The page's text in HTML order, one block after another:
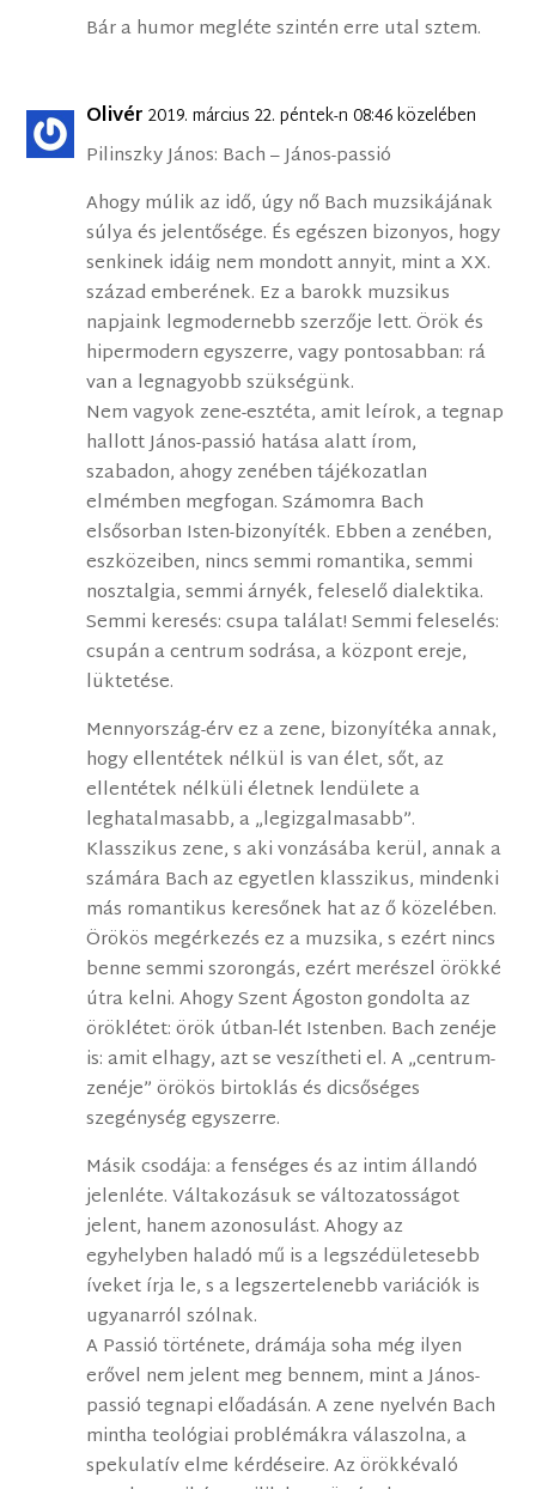
Bár a humor megléte szintén erre utal sztem.
Olivér 2019. március 22. péntek-n 08:46 közelében
Pilinszky János: Bach – János-passió
Ahogy múlik az idő, úgy nő Bach muzsikájának
súlya és jelentősége. És egészen bizonyos, hogy
senkinek idáig nem mondott annyit, mint a XX.
század emberének. Ez a barokk muzsikus
napjaink legmodernebb szerzője lett. Örök és
hipermodern egyszerre, vagy pontosabban: rá
van a legnagyobb szükségünk.
Nem vagyok zene-esztéta, amit leírok, a tegnap
hallott János-passió hatása alatt írom,
szabadon, ahogy zenében tájékozatlan
elmémben megfogan. Számomra Bach
elsősorban Isten-bizonyíték. Ebben a zenében,
eszközeiben, nincs semmi romantika, semmi
nosztalgia, semmi árnyék, feleselő dialektika.
Semmi keresés: csupa találat! Semmi feleselés:
csupán a centrum sodrása, a központ ereje,
lüktetése.
Mennyország-érv ez a zene, bizonyítéka annak,
hogy ellentétek nélkül is van élet, sőt, az
ellentétek nélküli életnek lendülete a
leghatalmasabb, a „legizgalmasabb”.
Klasszikus zene, s aki vonzásába kerül, annak a
számára Bach az egyetlen klasszikus, mindenki
más romantikus keresőnek hat az ő közelében.
Örökös megérkezés ez a muzsika, s ezért nincs
benne semmi szorongás, ezért merészel örökké
útra kelni. Ahogy Szent Ágoston gondolta az
öröklétet: örök útban-lét Istenben. Bach zenéje
is: amit elhagy, azt se veszítheti el. A „centrum-
zenéje” örökös birtoklás és dicsőséges
szegénység egyszerre.
Másik csodája: a fenséges és az intim állandó
jelenléte. Váltakozásuk se változatosságot
jelent, hanem azonosulást. Ahogy az
egyhelyben haladó mű is a legszédületesebb
íveket írja le, s a legszertelenebb variációk is
ugyanarról szólnak.
A Passió története, drámája soha még ilyen
erővel nem jelent meg bennem, mint a János-
passió tegnapi előadásán. A zene nyelvén Bach
mintha teológiai problémákra válaszolna, a
spekulatív elme kérdéseire. Az örökkévaló